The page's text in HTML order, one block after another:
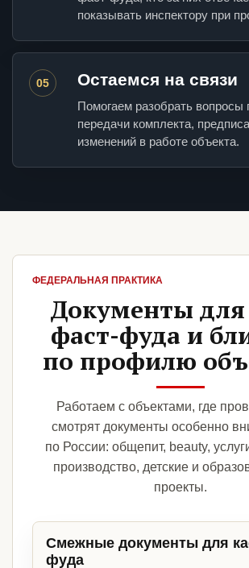
показывать инспектору при
05 Остаемся на связи
Помогаем разобрать вопросы
передачи комплекта,
изменений в работе объекта.
ФЕДЕРАЛЬНАЯ ПРАКТИКА
Документы
фаст-фуда и
по профилю
Работаем с объектами, где
смотрят документы особенно
по России: общепит, beauty,
производство, детские и
проекты.
Смежные документы для
фуда